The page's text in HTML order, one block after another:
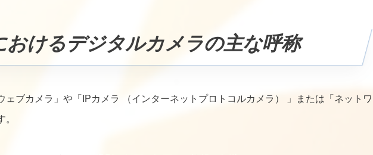
おけるデジタルカメラの主な呼称
ェブカメラ」や「IPカメラ （インターネットプロトコルカメラ） 」または「ネットワ